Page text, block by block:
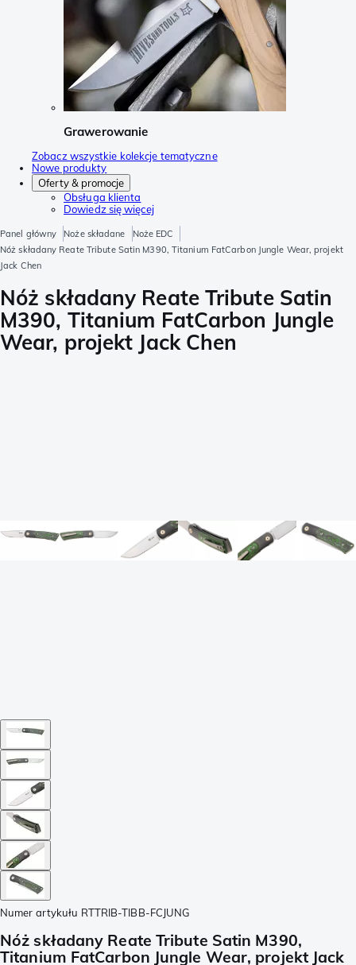
Grawerowanie
Zobacz wszystkie kolekcje tematyczne
Nowe produkty
Oferty & promocje
Obsługa klienta
Dowiedz się więcej
Panel główny Noże składane
Noże EDC
Nóż składany Reate Tribute Satin M390, Titanium FatCarbon Jungle Wear, projekt
Jack Chen
Nóż składany Reate Tribute Satin
M390, Titanium FatCarbon Jungle
Wear, projekt Jack Chen
Numer artykułu RTTRIB-TIBB-FCJUNG
Nóż składany Reate Tribute Satin M390,
Titanium FatCarbon Jungle Wear, projekt Jack